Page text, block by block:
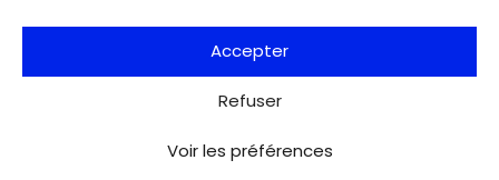
Accepter
Refuser
Voir les préférences
moderne, O’Keeffe a célébré la beauté et la complexité
des environnements bâtis qu’elle a habités à travers ces
œuvres remarquables. Tout au long de sa longue carrière,
l’artiste a puisé son inspiration dans […]
Du 27.11.2026 au 04.04.2027